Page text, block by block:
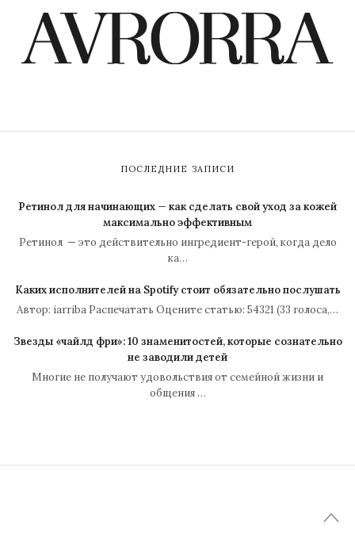
ПОСЛЕДНИЕ ЗАПИСИ
Ретинол для начинающих — как сделать свой уход за кожей
максимально эффективным
Ретинол — это действительно ингредиент-герой, когда дело
ка…
Каких исполнителей на Spotify стоит обязательно послушать
Автор: iarriba Распечатать Оцените статью: 54321 (33 голоса,…
Звезды «чайлд фри»: 10 знаменитостей, которые сознательно
не заводили детей
Многие не получают удовольствия от семейной жизни и
общения …